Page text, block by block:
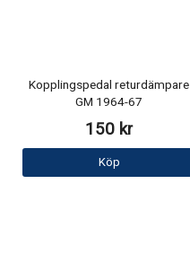
Kopplingspedal returdämpare
GM 1964-67
150 kr
Köp